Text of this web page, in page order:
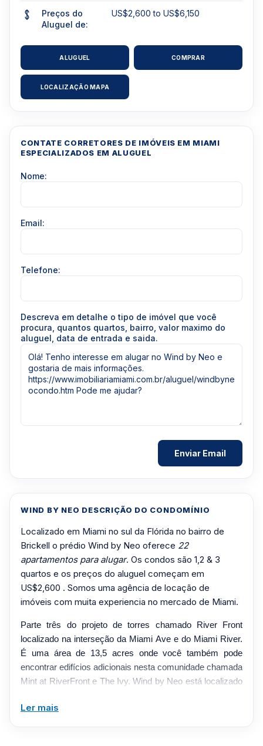
Preços do
Aluguel de:
US$2,600 to US$6,150
ALUGUEL COMPRAR
LOCALIZAÇÃO MAPA
WIND BY NEO DESCRIÇÃO DO CONDOMÍNIO
Localizado em Miami no sul da Flórida no bairro de
Brickell o prédio Wind by Neo oferece 22
apartamentos para alugar. Os condos são 1,2 & 3
quartos e os preços do aluguel começam em
US$2,600 . Somos uma agência de locação de
imóveis com muita experiencia no mercado de Miami.
Parte três do projeto de torres chamado River Front
localizado na interseção da Miami Ave e do Miami River.
É uma área de 13,5 acres onde você também pode
encontrar edifícios adicionais nesta comunidade chamada
Mint at RiverFront e The Ivy. Wind by Neo está localizado
American Airlines Arena, Bayfront Park. São cerca de 15
Ler mais
CONTATE CORRETORES DE IMÓVEIS EM MIAMI
ESPECIALIZADOS EM ALUGUEL
Nome:
Email:
Telefone:
Descreva em detalhe o tipo de imóvel que você
procura, quantos quartos, bairro, valor maximo do
aluguel, data de entrada e saida.